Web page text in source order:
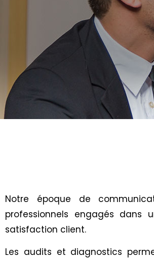
Notre époque de
professionnels engagés
satisfaction client.
Les audits et diagnostics